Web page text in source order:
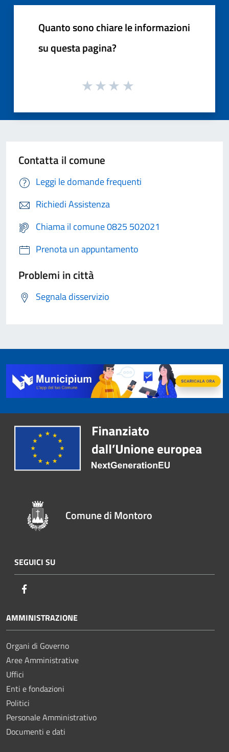
Quanto sono chiare le informazioni
su questa pagina?
Contatta il comune
Leggi le domande frequenti
Richiedi Assistenza
Chiama il comune 0825 502021
Prenota un appuntamento
Problemi in città
Segnala disservizio
Comune di Montoro
SEGUICI SU
AMMINISTRAZIONE
Organi di Governo
Aree Amministrative
Uffici
Enti e fondazioni
Politici
Personale Amministrativo
Documenti e dati